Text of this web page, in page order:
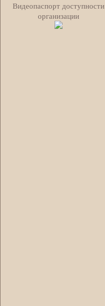
Видеопаспорт доступности
организации